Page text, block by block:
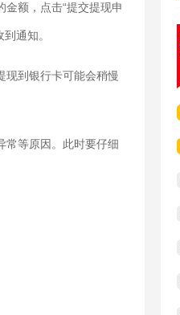
额，点击“提交提现申
通知。
现到银行卡可能会稍慢
常等原因。此时要仔细